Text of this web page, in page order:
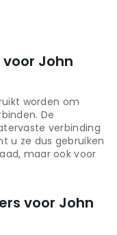
John
worden om
De
verbinding
u ze dus gebruiken
maar ook voor
voor John